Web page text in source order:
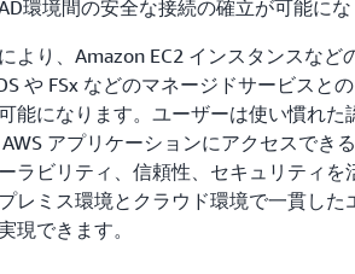
環境間の安全な接続の確立が可能に
より、Amazon EC2 インスタンスなど
や FSx などのマネージドサービスと
能になります。ユーザーは使い慣れた
AWS アプリケーションにアクセスでき
ラビリティ、信頼性、セキュリティを
レミス環境とクラウド環境で一貫した
現できます。